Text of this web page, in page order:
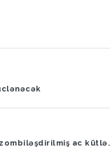
zombiləşdirilmiş ac